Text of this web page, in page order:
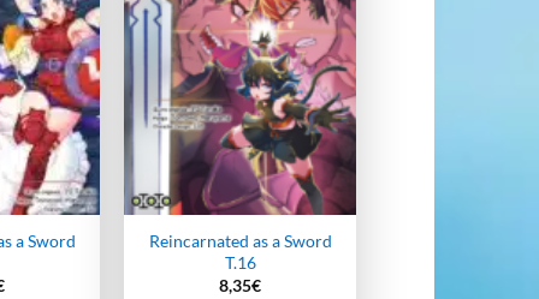
a Sword
Reincarnated as a Sword
T.16
8,35€